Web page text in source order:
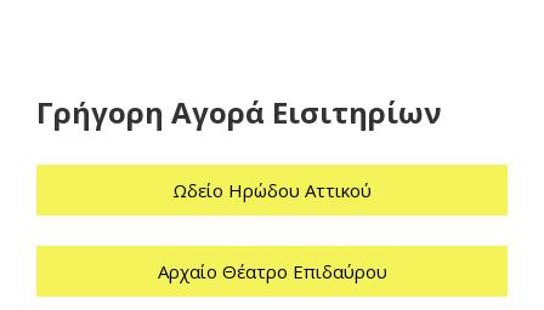
Γρήγορη Αγορά Εισιτηρίων
Ωδείο Ηρώδου Αττικού
Αρχαίο Θέατρο Επιδαύρου